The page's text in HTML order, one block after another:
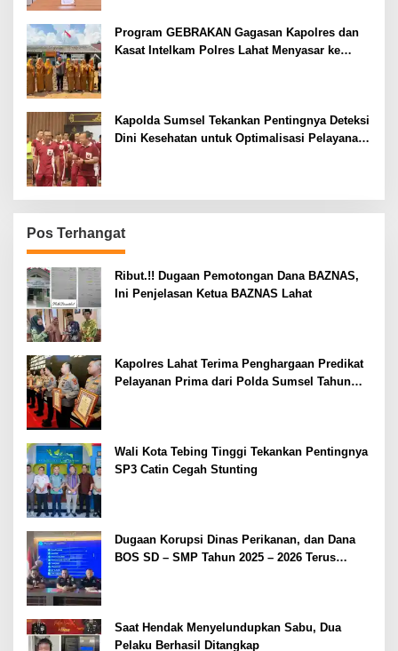
Program GEBRAKAN Gagasan Kapolres dan
Kasat Intelkam Polres Lahat Menyasar ke
Kapolda Sumsel Tekankan Pentingnya Deteksi
Dini Kesehatan untuk Optimalisasi Pelayanan
Pos Terhangat
Ribut.!! Dugaan Pemotongan Dana BAZNAS,
Ini Penjelasan Ketua BAZNAS Lahat
Kapolres Lahat Terima Penghargaan Predikat
Pelayanan Prima dari Polda Sumsel Tahun
Wali Kota Tebing Tinggi Tekankan Pentingnya
SP3 Catin Cegah Stunting
Dugaan Korupsi Dinas Perikanan, dan Dana
BOS SD – SMP Tahun 2025 – 2026 Terus
Saat Hendak Menyelundupkan Sabu, Dua
Pelaku Berhasil Ditangkap